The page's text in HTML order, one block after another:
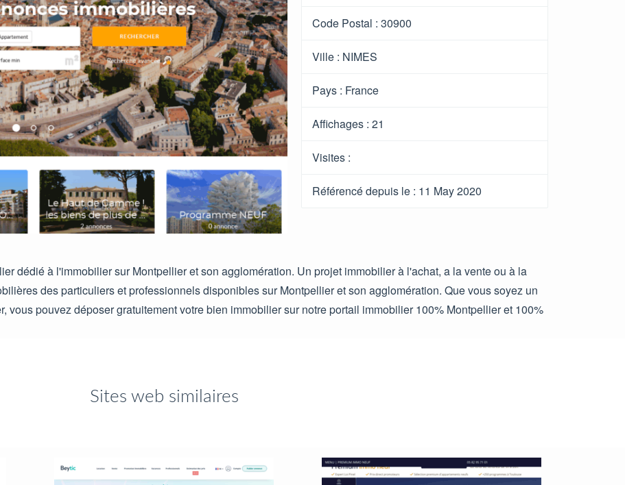
Code Postal : 30900
Ville : NIMES
Pays : France
Affichages : 21
Visites :
Référencé depuis le : 11 May 2020
dédié à l'immobilier sur Montpellier et son agglomération. Un projet immobilier à l'achat, a la vente ou à la
des particuliers et professionnels disponibles sur Montpellier et son agglomération. Que vous soyez un
vous pouvez déposer gratuitement votre bien immobilier sur notre portail immobilier 100% Montpellier et 100%
Sites web similaires